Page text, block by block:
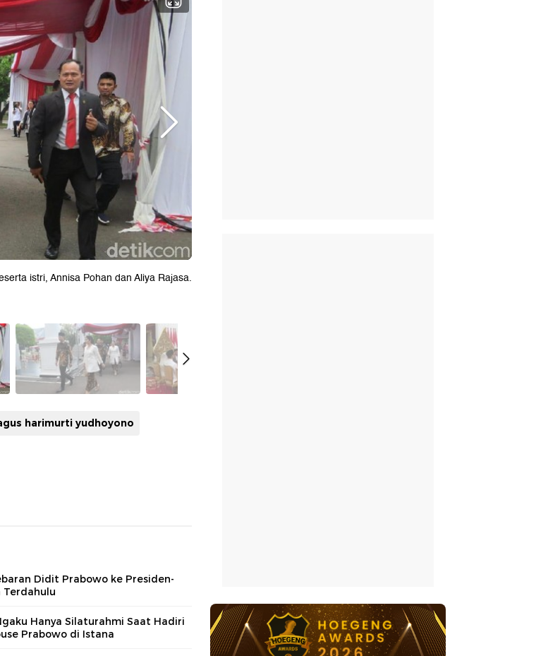
istri, Annisa Pohan dan Aliya Rajasa.
harimurti yudhoyono
Didit Prabowo ke Presiden-
Terdahulu
Hanya Silaturahmi Saat Hadiri
Prabowo di Istana